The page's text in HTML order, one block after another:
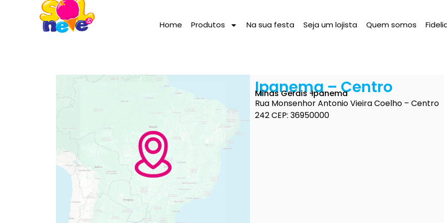
Home Produtos Na sua festa Seja um lojista Quem somos
Ipanema – Centro
Minas Gerais -Ipanema
Rua Monsenhor Antonio Vieira Coelho – Centro
242 CEP: 36950000